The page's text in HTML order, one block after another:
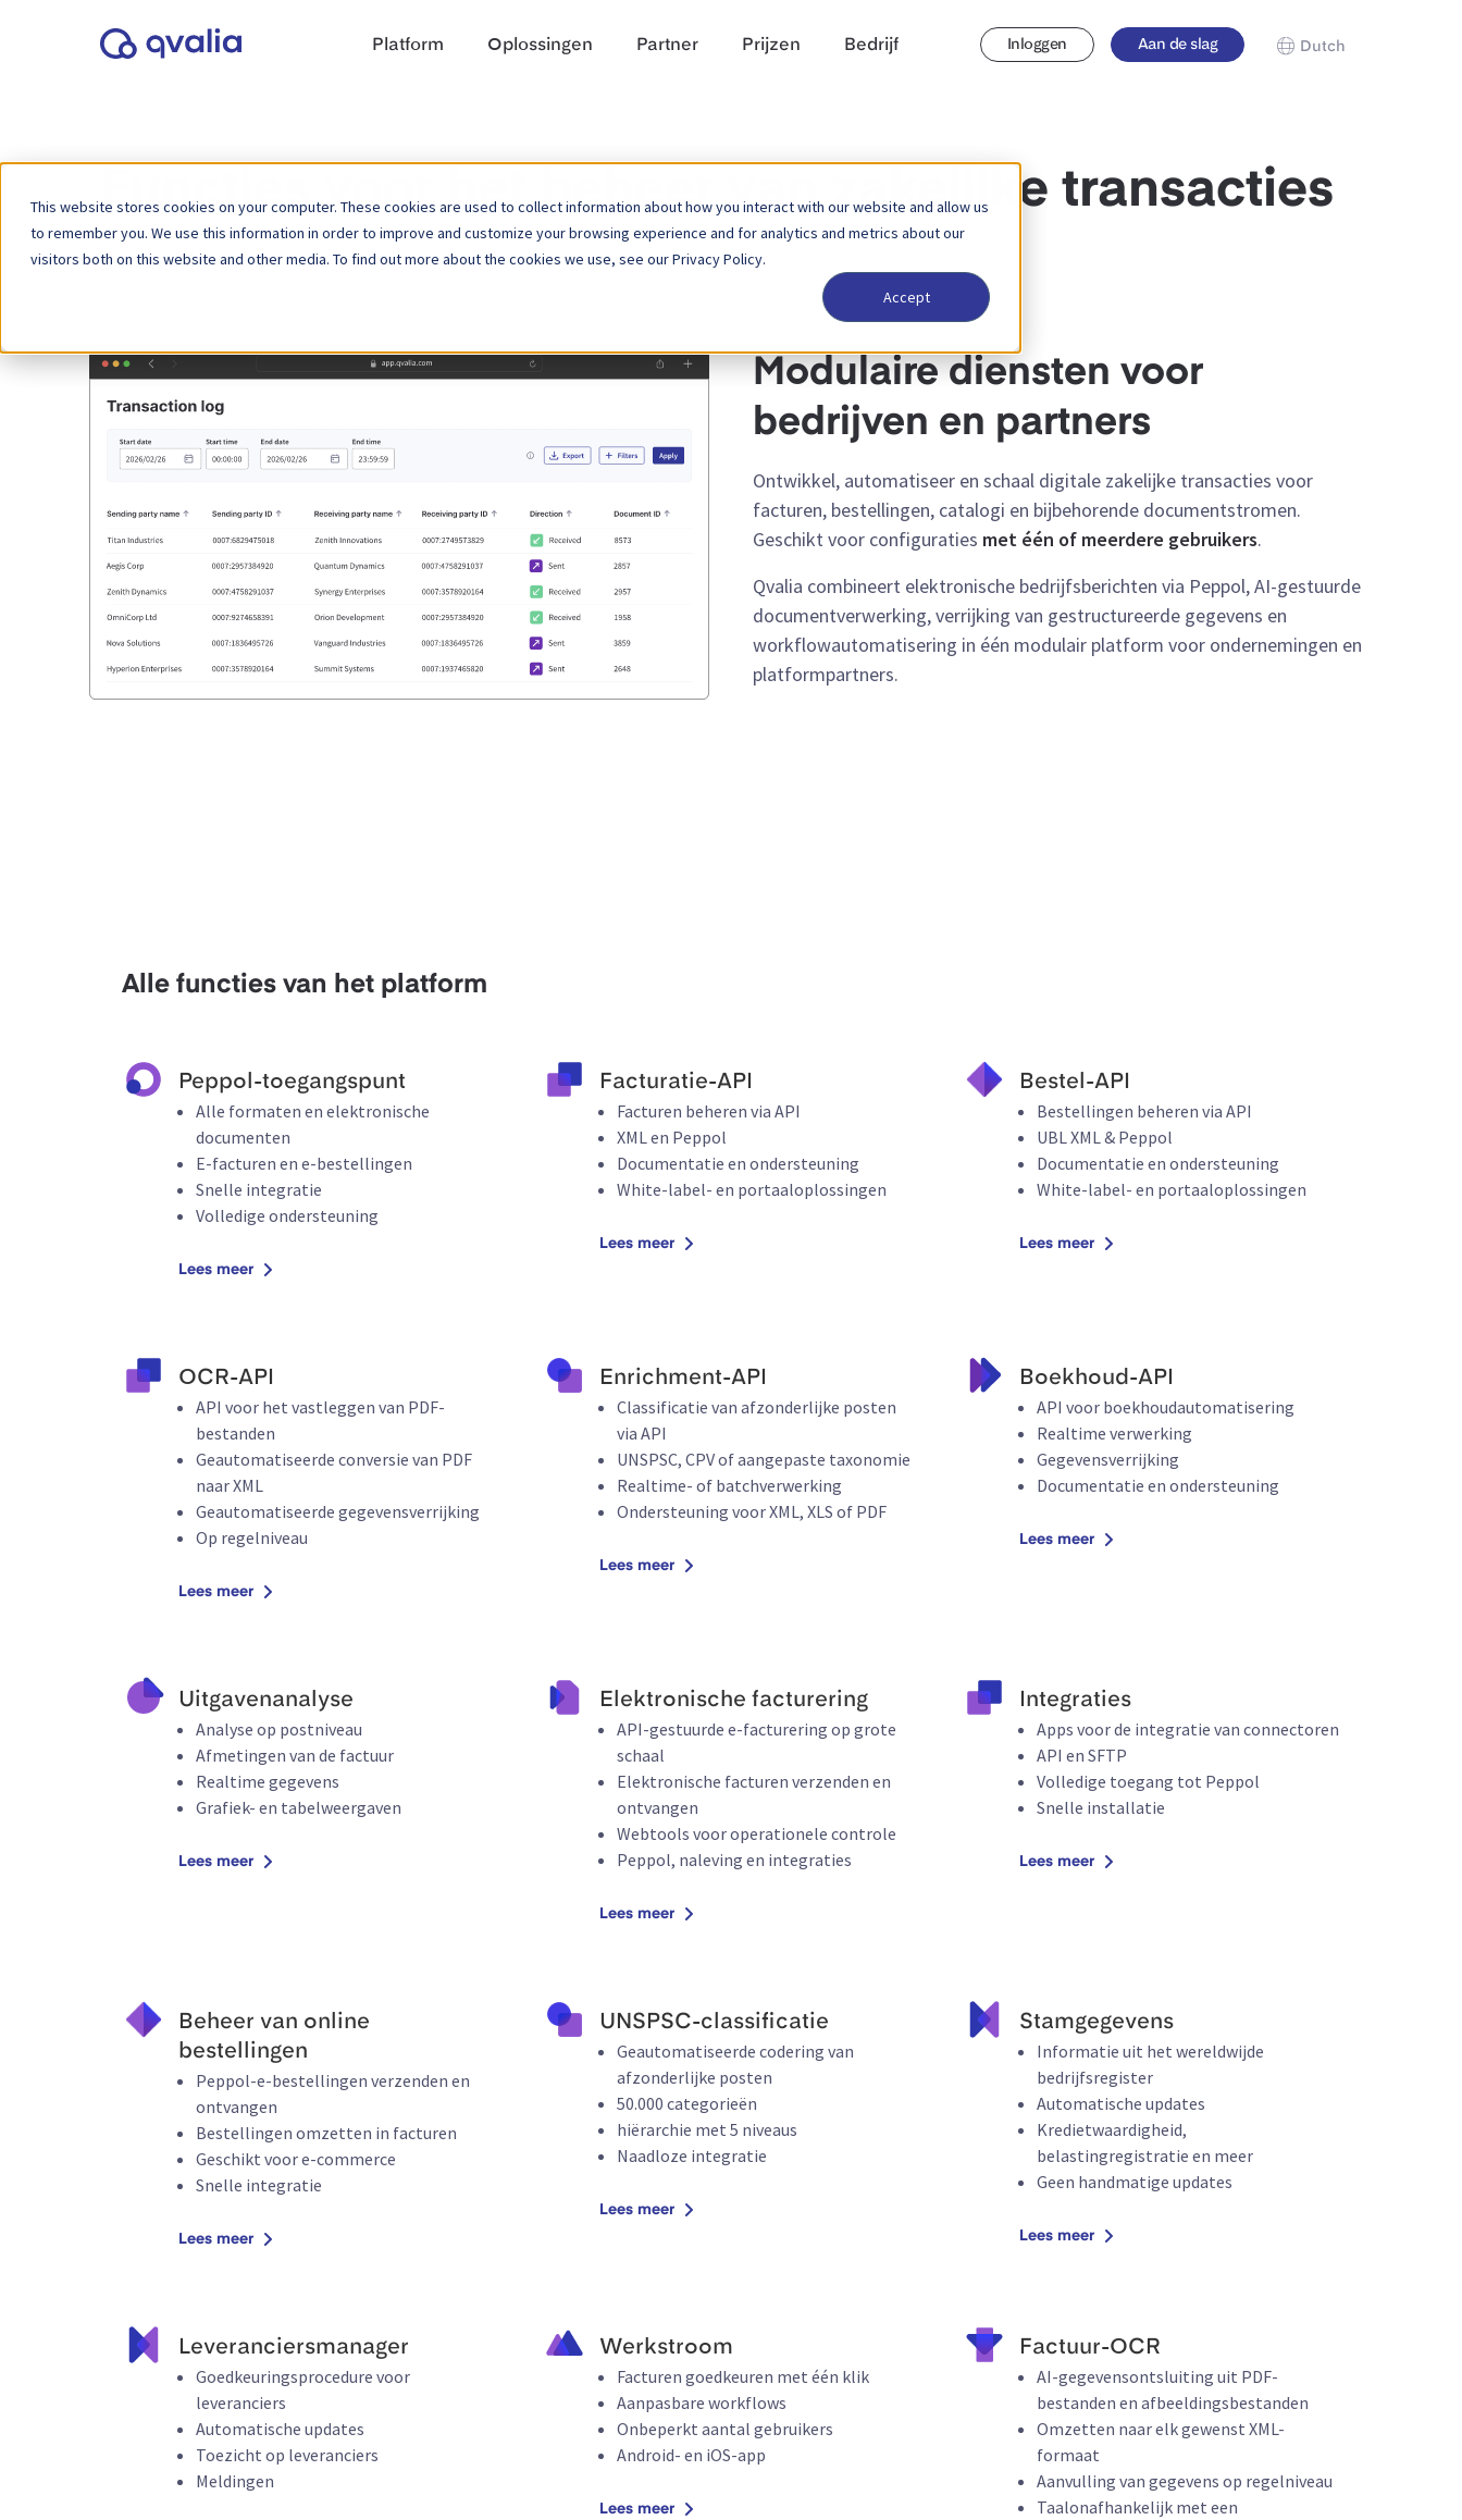
This website stores cookies on your computer. These cookies are used to collect information about how you interact with our website and allow us
to remember you. We use this information in order to improve and customize your browsing experience and for analytics and metrics about our
visitors both on this website and other media. To find out more about the cookies we use, see our Privacy Policy.
Accept
Platform Oplossingen Partner Prijzen Bedrijf Inloggen Aan de slag Dutch
Functies voor het beheer van zakelijke transacties
Modulaire diensten voor
bedrijven en partners
Ontwikkel, automatiseer en schaal digitale zakelijke transacties voor
facturen, bestellingen, catalogi en bijbehorende documentstromen.
Geschikt voor configuraties met één of meerdere gebruikers.
Qvalia combineert elektronische bedrijfsberichten via Peppol, AI-gestuurde
documentverwerking, verrijking van gestructureerde gegevens en
workflowautomatisering in één modulair platform voor ondernemingen en
platformpartners.
Alle functies van het platform
Peppol-toegangspunt
Alle formaten en elektronische
documenten
E-facturen en e-bestellingen
Snelle integratie
Volledige ondersteuning
Lees meer
Facturatie-API
Facturen beheren via API
XML en Peppol
Documentatie en ondersteuning
White-label- en portaaloplossingen
Lees meer
Bestel-API
Bestellingen beheren via API
UBL XML & Peppol
Documentatie en ondersteuning
White-label- en portaaloplossingen
Lees meer
OCR-API
API voor het vastleggen van PDF-
bestanden
Geautomatiseerde conversie van PDF
naar XML
Geautomatiseerde gegevensverrijking
Op regelniveau
Lees meer
Enrichment-API
Classificatie van afzonderlijke posten
via API
UNSPSC, CPV of aangepaste taxonomie
Realtime- of batchverwerking
Ondersteuning voor XML, XLS of PDF
Lees meer
Boekhoud-API
API voor boekhoudautomatisering
Realtime verwerking
Gegevensverrijking
Documentatie en ondersteuning
Lees meer
Uitgavenanalyse
Analyse op postniveau
Afmetingen van de factuur
Realtime gegevens
Grafiek- en tabelweergaven
Lees meer
Elektronische facturering
API-gestuurde e-facturering op grote
schaal
Elektronische facturen verzenden en
ontvangen
Webtools voor operationele controle
Peppol, naleving en integraties
Lees meer
Integraties
Apps voor de integratie van connectoren
API en SFTP
Volledige toegang tot Peppol
Snelle installatie
Lees meer
Beheer van online
bestellingen
Peppol-e-bestellingen verzenden en
ontvangen
Bestellingen omzetten in facturen
Geschikt voor e-commerce
Snelle integratie
Lees meer
UNSPSC-classificatie
Geautomatiseerde codering van
afzonderlijke posten
50.000 categorieën
hiërarchie met 5 niveaus
Naadloze integratie
Lees meer
Stamgegevens
Informatie uit het wereldwijde
bedrijfsregister
Automatische updates
Kredietwaardigheid,
belastingregistratie en meer
Geen handmatige updates
Lees meer
Leveranciersmanager
Goedkeuringsprocedure voor
leveranciers
Automatische updates
Toezicht op leveranciers
Meldingen
Werkstroom
Facturen goedkeuren met één klik
Aanpasbare workflows
Onbeperkt aantal gebruikers
Android- en iOS-app
Lees meer
Factuur-OCR
AI-gegevensontsluiting uit PDF-
bestanden en afbeeldingsbestanden
Omzetten naar elk gewenst XML-
formaat
Aanvulling van gegevens op regelniveau
Taalonafhankelijk met een